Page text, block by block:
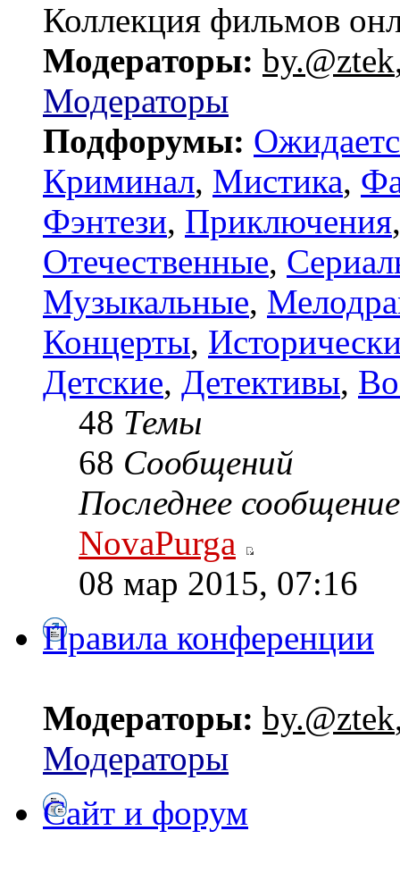
Коллекция фильмов
Модераторы: by.@ztek
Модераторы
Подфорумы:
Криминал, Мистика,
Фэнтези, Приключения
Отечественные,
Музыкальные,
Концерты,
Детские, Детективы,
48 Темы
68 Сообщений
Последнее сообщение
NovaPurga
08 мар 2015, 07:16
Правила конференции
Модераторы: by.@ztek
Модераторы
Сайт и форум